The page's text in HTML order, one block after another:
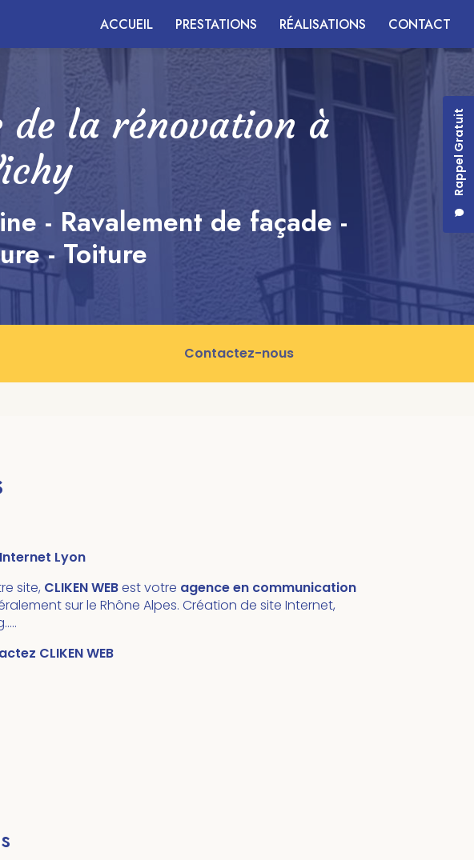
Rappel Gratuit
ACCUEIL
PRESTATIONS RÉALISATIONS CONTACT
de la rénovation à
- Ravalement de façade -
- Toiture
Contactez-nous
Lyon
site, CLIKEN WEBest votre agence en communication
sur le Rhône Alpes. Création de site Internet,
CLIKEN WEB